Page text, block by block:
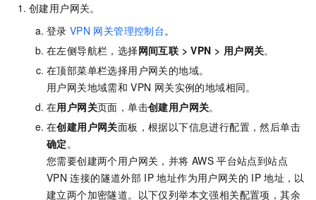
创建用户网关。
登录 VPN 网关管理控制台。
在左侧导航栏，选择网间互联 >VPN > 用户网关。
在顶部菜单栏选择用户网关的地域。
用户网关地域需和 VPN 网关实例的地域相同。
在用户网关页面，单击创建用户网关。
在创建用户网关面板，根据以下信息进行配置，然后单击
确定。
您需要创建两个用户网关，并将 AWS 平台站点到站点
VPN 连接的隧道外部 IP 地址作为用户网关的 IP 地址，以
建立两个加密隧道。以下仅列举本文强相关配置项，其余